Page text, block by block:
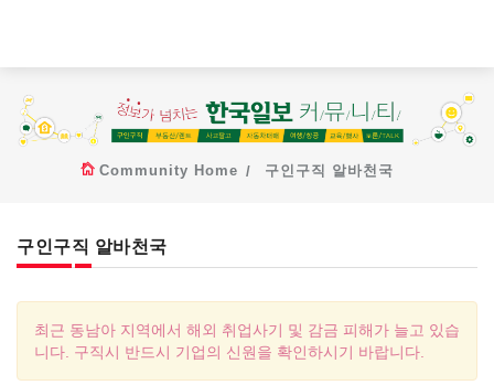
Community Home 구인구직 알바천국
구인구직 알바천국
최근 동남아 지역에서 해외 취업사기 및 감금 피해가 늘고 있습
니다. 구직시 반드시 기업의 신원을 확인하시기 바랍니다.